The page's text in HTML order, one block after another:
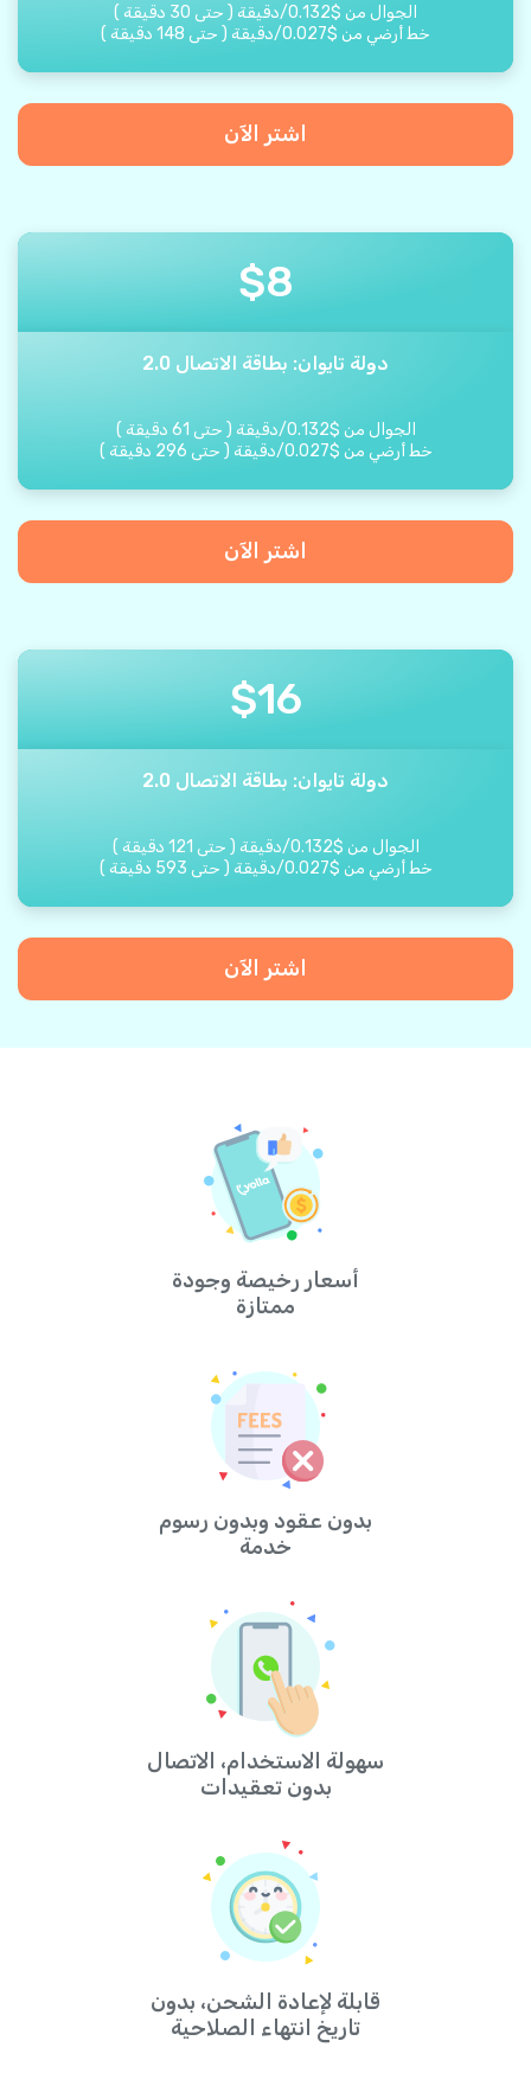
الجوال من $
0.132
/دقيقة ( حتى 30 دقيقة )
خط أرضي من $
0.027
/دقيقة ( حتى 148 دقيقة )
اشتر الآن
$8
دولة تايوان: بطاقة الاتصال 2.0
الجوال من $
0.132
/دقيقة ( حتى 61 دقيقة )
خط أرضي من $
0.027
/دقيقة ( حتى 296 دقيقة )
اشتر الآن
$16
دولة تايوان: بطاقة الاتصال 2.0
الجوال من $
0.132
/دقيقة ( حتى 121 دقيقة )
خط أرضي من $
0.027
/دقيقة ( حتى 593 دقيقة )
اشتر الآن
أسعار رخيصة وجودة
ممتازة
بدون عقود وبدون رسوم
خدمة
سهولة الاستخدام، الاتصال
بدون تعقيدات
قابلة لإعادة الشحن، بدون
تاريخ انتهاء الصلاحية